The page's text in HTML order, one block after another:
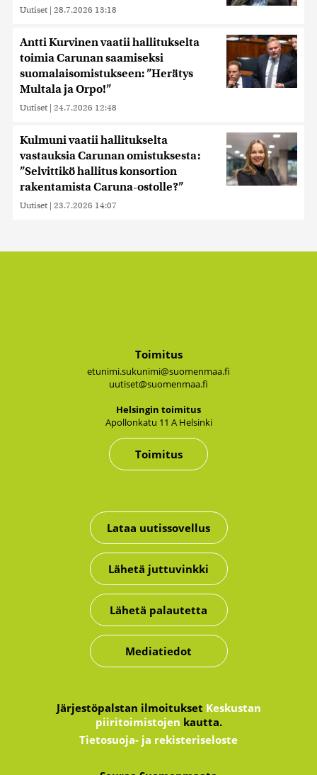
Uutiset | 28.7.2026 13:18
Antti Kurvinen vaatii hallitukselta
toimia Carunan saamiseksi
suomalaisomistukseen: ”Herätys
Multala ja Orpo!”
Uutiset | 24.7.2026 12:48
Kulmuni vaatii hallitukselta
vastauksia Carunan omistuksesta:
”Selvittikö hallitus konsortion
rakentamista Caruna-ostolle?”
Uutiset | 23.7.2026 14:07
Toimitus
etunimi.sukunimi@suomenmaa.fi
uutiset@suomenmaa.fi
Hel­sin­gin toi­mi­tus
Apol­lon­ka­tu 11 A Hel­sin­ki
Toimitus
Lataa uutissovellus
Lähetä juttuvinkki
Lähetä palautetta
Mediatiedot
Järjestöpalstan ilmoitukset Keskustan
piiritoimistojen kautta.
Tietosuoja- ja rekisteriseloste